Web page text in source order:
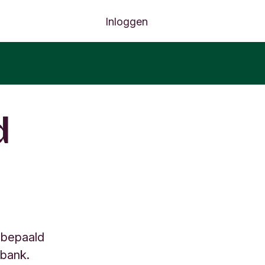
Inloggen